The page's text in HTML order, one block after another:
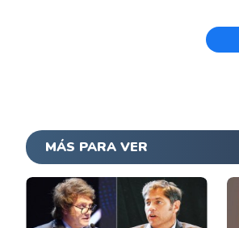
MÁS PARA VER